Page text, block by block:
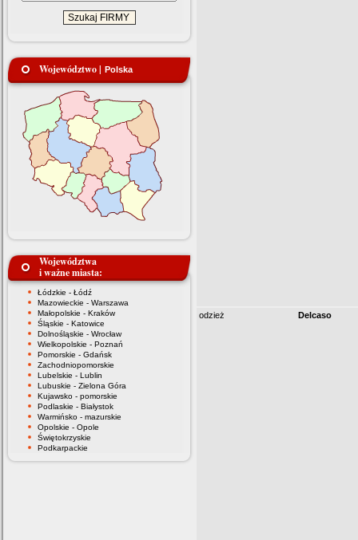
Województwo | Polska
Województwa
i ważne miasta:
Łódzkie - Łódź
Mazowieckie - Warszawa
Małopolskie - Kraków
Śląskie - Katowice
Dolnośląskie - Wrocław
Wielkopolskie - Poznań
Pomorskie - Gdańsk
Zachodniopomorskie
Lubelskie - Lublin
Lubuskie - Zielona Góra
Kujawsko - pomorskie
Podlaskie - Białystok
Warmińsko - mazurskie
Opolskie - Opole
Świętokrzyskie
Podkarpackie
odzież Delcaso